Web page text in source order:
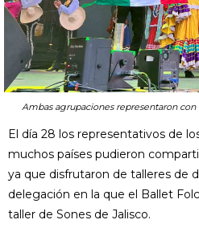
Ambas agrupaciones representaron
El día 28 los representativos de
muchos países pudieron
ya que disfrutaron de talleres de
delegación en la que el Ballet
taller de Sones de Jalisco.